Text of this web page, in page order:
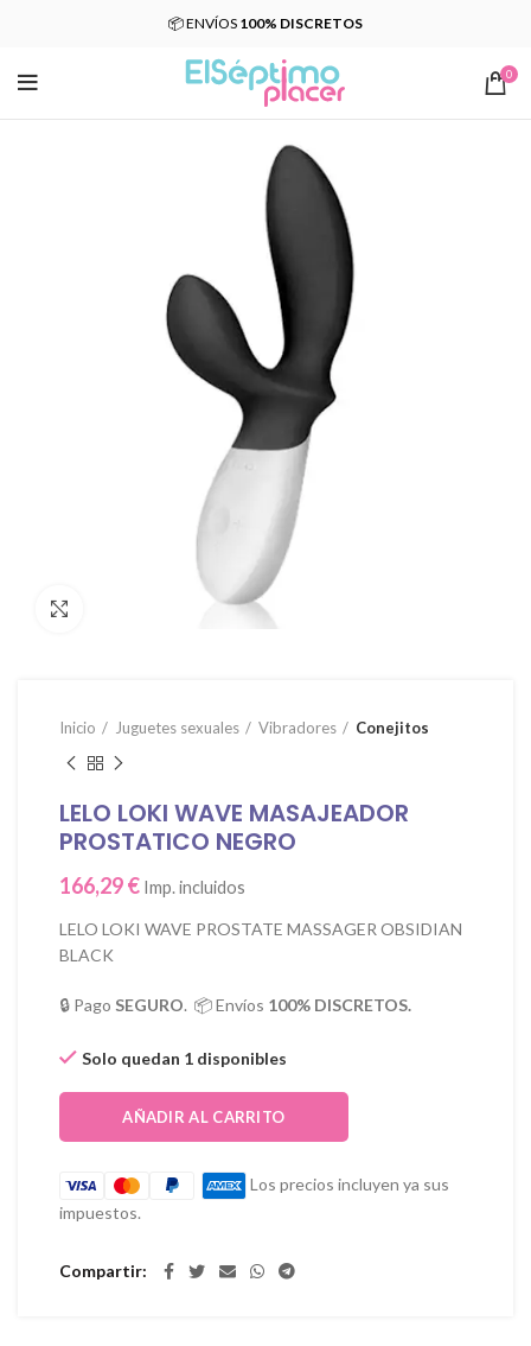
📦 ENVÍOS 100% DISCRETOS
0
Click para agrandar
Inicio Juguetes sexuales Vibradores Conejitos
LELO LOKI WAVE MASAJEADOR
PROSTATICO NEGRO
166,29€ Imp. incluidos
LELO LOKI WAVE PROSTATE MASSAGER OBSIDIAN
BLACK
🔒 Pago SEGURO. 📦 Envíos 100% DISCRETOS.
Solo quedan 1 disponibles
AÑADIR AL CARRITO
Los precios incluyen ya sus
impuestos.
Compartir